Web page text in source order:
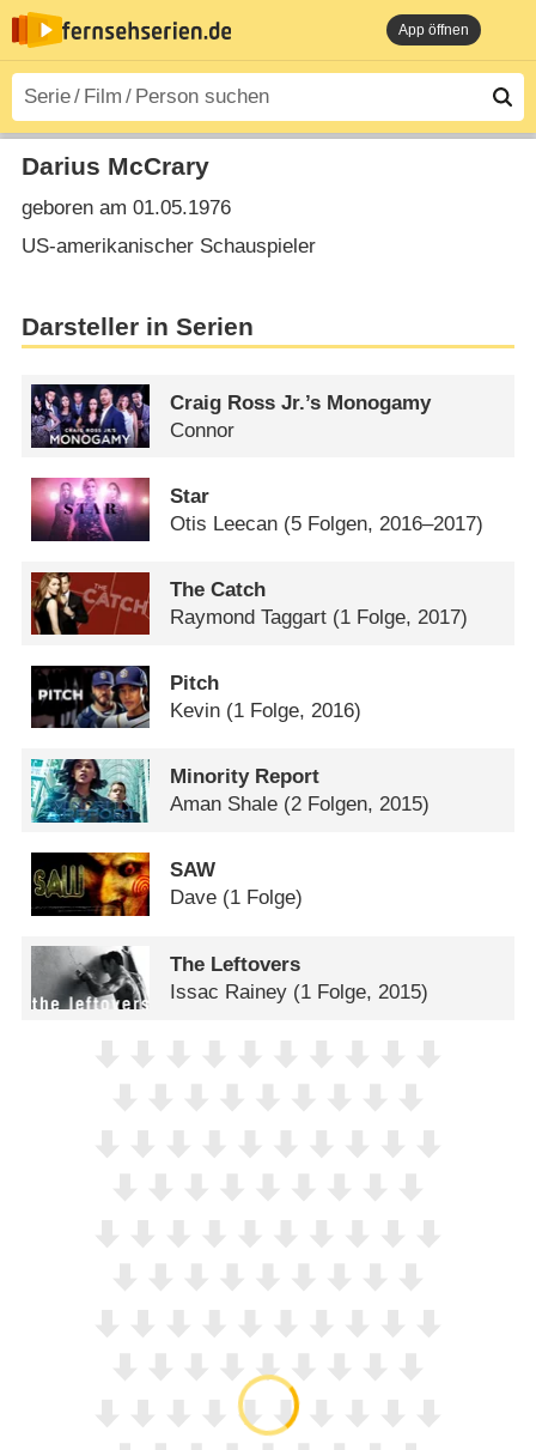
App öffnen
Darius McCrary
geboren am 01.05.1976
US-amerikanischer Schauspieler
Darsteller in Serien
Craig Ross Jr.’s Monogamy
Connor
Star
Otis Leecan (5 Folgen, 2016–2017)
The Catch
Raymond Taggart (1 Folge, 2017)
Pitch
Kevin (1 Folge, 2016)
Minority Report
Aman Shale (2 Folgen, 2015)
SAW
Dave (1 Folge)
The Leftovers
Issac Rainey (1 Folge, 2015)